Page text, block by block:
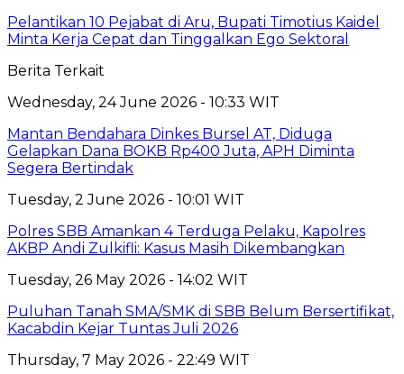
Pelantikan 10 Pejabat di Aru, Bupati Timotius Kaidel
Minta Kerja Cepat dan Tinggalkan Ego Sektoral
Berita Terkait
Wednesday, 24 June 2026 - 10:33 WIT
Mantan Bendahara Dinkes Bursel AT, Diduga
Gelapkan Dana BOKB Rp400 Juta, APH Diminta
Segera Bertindak
Tuesday, 2 June 2026 - 10:01 WIT
Polres SBB Amankan 4 Terduga Pelaku, Kapolres
AKBP Andi Zulkifli: Kasus Masih Dikembangkan
Tuesday, 26 May 2026 - 14:02 WIT
Puluhan Tanah SMA/SMK di SBB Belum Bersertifikat,
Kacabdin Kejar Tuntas Juli 2026
Thursday, 7 May 2026 - 22:49 WIT